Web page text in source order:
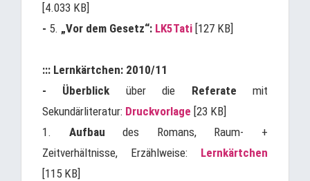
[4.033 KB]
- 5. „Vor dem Gesetz“: LK5Tati [127 KB]
::: Lernkärtchen: 2010/11
- Überblick über die Referate mit
Sekundärliteratur: Druckvorlage [23 KB]
1. Aufbau des Romans, Raum- +
Zeitverhältnisse, Erzählweise: Lernkärtchen
[115 KB]